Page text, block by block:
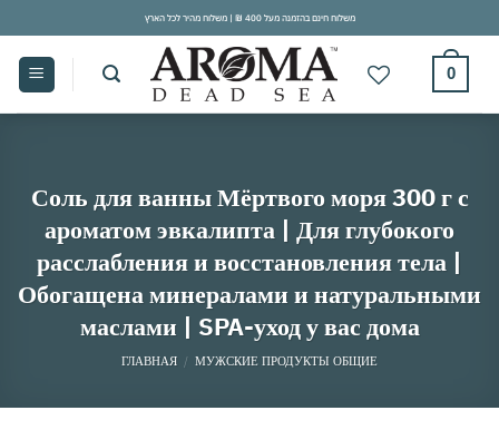
to
content
משלוח חינם בהזמנה מעל 400 ₪ | משלוח מהיר לכל הארץ
0
Соль для ванны Мёртвого моря 300 г с
ароматом эвкалипта | Для глубокого
расслабления и восстановления тела |
Обогащена минералами и натуральными
маслами | SPA-уход у вас дома
ГЛАВНАЯ / МУЖСКИЕ ПРОДУКТЫ ОБЩИЕ